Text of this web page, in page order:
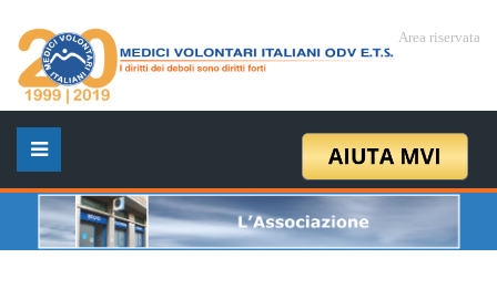
Area riservata